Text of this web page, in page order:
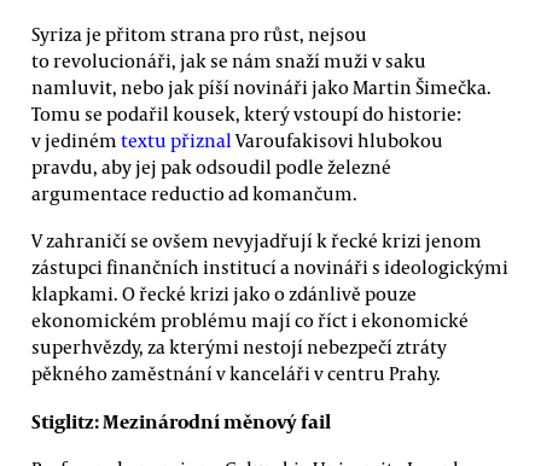
Syriza je přitom strana pro růst, nejsou
to revolucionáři, jak se nám snaží muži v saku
namluvit, nebo jak píší novináři jako Martin Šimečka.
Tomu se podařil kousek, který vstoupí do historie:
v jediném textu přiznal Varoufakisovi hlubokou
pravdu, aby jej pak odsoudil podle železné
argumentace reductio ad komančum.
V zahraničí se ovšem nevyjadřují k řecké krizi jenom
zástupci finančních institucí a novináři s ideologickými
klapkami. O řecké krizi jako o zdánlivě pouze
ekonomickém problému mají co říct i ekonomické
superhvězdy, za kterými nestojí nebezpečí ztráty
pěkného zaměstnání v kanceláři v centru Prahy.
Stiglitz: Mezinárodní měnový fail